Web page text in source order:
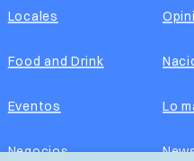
Locales
Food and Drink
Eventos
Negocios
Lo